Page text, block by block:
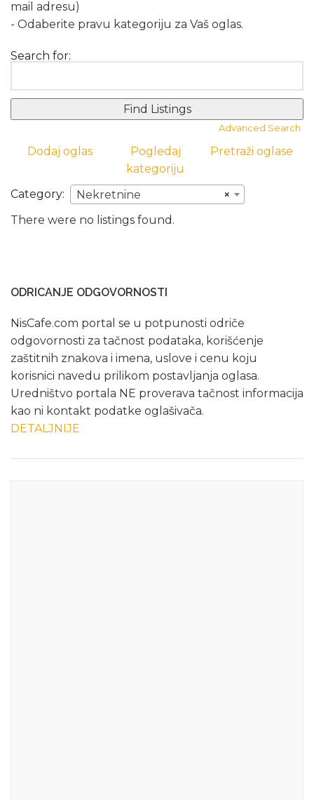
mail adresu)
- Odaberite pravu kategoriju za Vaš oglas.
Search for:
Advanced Search
Dodaj oglas
Pogledaj
kategoriju
Pretraži oglase
Category: ×
Nekretnine
There were no listings found.
ODRICANJE ODGOVORNOSTI
NisCafe.com portal se u potpunosti odriče
odgovornosti za tačnost podataka, korišćenje
zaštitnih znakova i imena, uslove i cenu koju
korisnici navedu prilikom postavljanja oglasa.
Uredništvo portala NE proverava tačnost informacija
kao ni kontakt podatke oglašivača.
DETALJNIJE